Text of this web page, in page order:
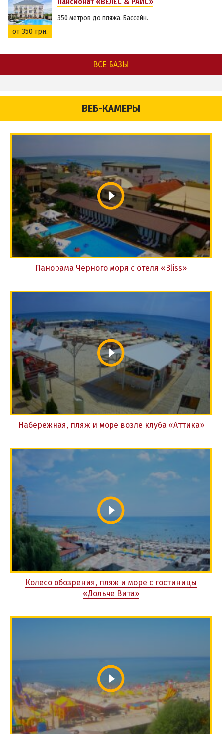
от 350 грн.
350 метров до пляжа. Бассейн.
ВСЕ БАЗЫ
ВЕБ-КАМЕРЫ
Панорама Черного моря с отеля «Bliss»
Набережная, пляж и море возле клуба «Аттика»
Колесо обозрения, пляж и море с гостиницы
«Дольче Вита»